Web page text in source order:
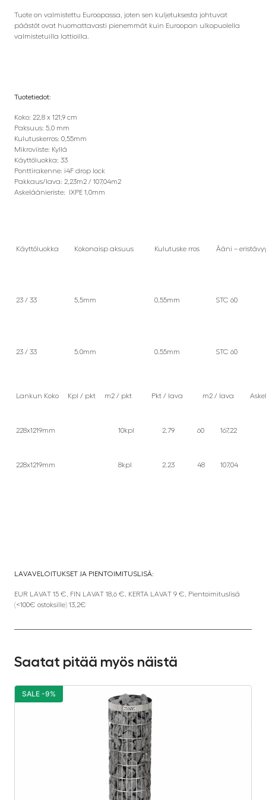
Tuote on valmistettu Euroopassa, joten sen kuljetuksesta johtuvat
päästöt ovat huomattavasti pienemmät kuin Euroopan ulkopuolella
valmistetuilla lattioilla.
Tuotetiedot:
Koko: 22,8 x 121,9 cm
Paksuus: 5,0 mm
Kulutuskerros: 0,55mm
Mikroviiste: Kyllä
Käyttöluokka: 33
Ponttirakenne: i4F drop lock
Pakkaus/lava: 2,23m2 / 107,04m2
Askeläänieriste: IXPE 1,0mm
Käyttöluokka Kokonaisp aksuus Kulutuske rros Ääni –
23 / 33 5,5mm 0,55mm STC 60
23 / 33 5.0mm 0.55mm STC 60
Lankun Koko Kpl / pkt m2 / pkt Pkt / lava m2 / lava
228x1219mm 10kpl 2,79 60 167,22
228x1219mm 8kpl 2.23 48 107,04
LAVAVELOITUKSET JA PIENTOIMITUSLISÄ:
EUR LAVAT 15 €, FIN LAVAT 18,6 €, KERTA LAVAT 9 €, Pientoimituslisä
(<100€ ostoksille) 13,2€
Saatat pitää myös näistä
SALE -9%